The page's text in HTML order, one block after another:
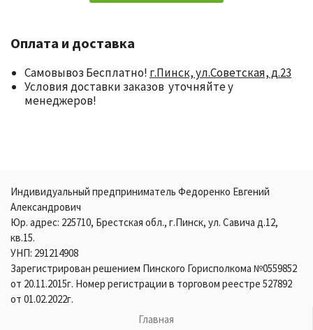
Оплата и доставка
Самовывоз Бесплатно! г.Пинск, ул.Советская, д.23
Условия доставки заказов уточняйте у
менеджеров!
Индивидуальный предприниматель Федоренко Евгений
Александрович
Юр. адрес: 225710, Брестская обл., г.Пинск, ул. Савича д.12,
кв.15.
УНП: 291214908
Зарегистрирован решением Пинского Горисполкома №0559852
от 20.11.2015г. Номер регистрации в торговом реестре 527892
от 01.02.2022г.
Главная